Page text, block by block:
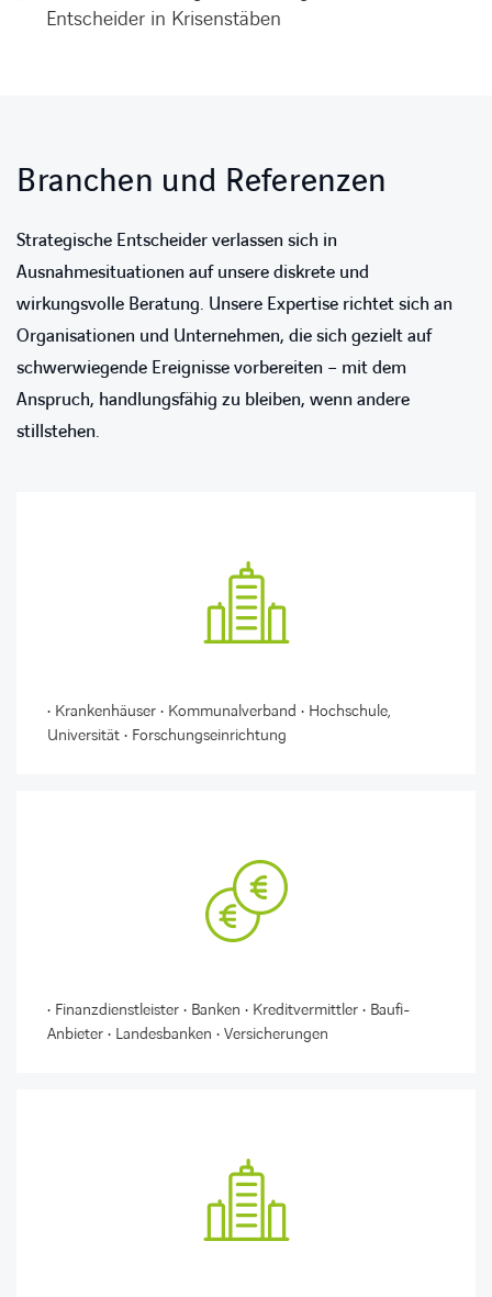
Entscheider in Krisenstäben
Branchen und Referenzen
Strategische Entscheider verlassen sich in
Ausnahmesituationen auf unsere diskrete und
wirkungsvolle Beratung. Unsere Expertise richtet sich an
Organisationen und Unternehmen, die sich gezielt auf
schwerwiegende Ereignisse vorbereiten – mit dem
Anspruch, handlungsfähig zu bleiben, wenn andere
stillstehen.
• Krankenhäuser • Kommunalverband • Hochschule,
Universität • Forschungseinrichtung
• Finanzdienstleister • Banken • Kreditvermittler • Baufi-
Anbieter • Landesbanken • Versicherungen